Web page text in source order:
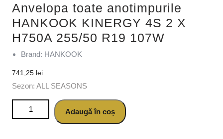
Anvelopa toate anotimpurile
HANKOOK KINERGY 4S 2 X
H750A 255/50 R19 107W
Brand: HANKOOK
741,25 lei
Sezon: ALL SEASONS
Cantitate Anvelopa toate anotimpurile HANKOOK KINERGY
4S 2 X H750A 255/50 R19 107W
Adaugă în coș